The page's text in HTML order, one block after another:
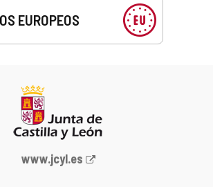
EUROPEOS
Portal
www.jcyl.es